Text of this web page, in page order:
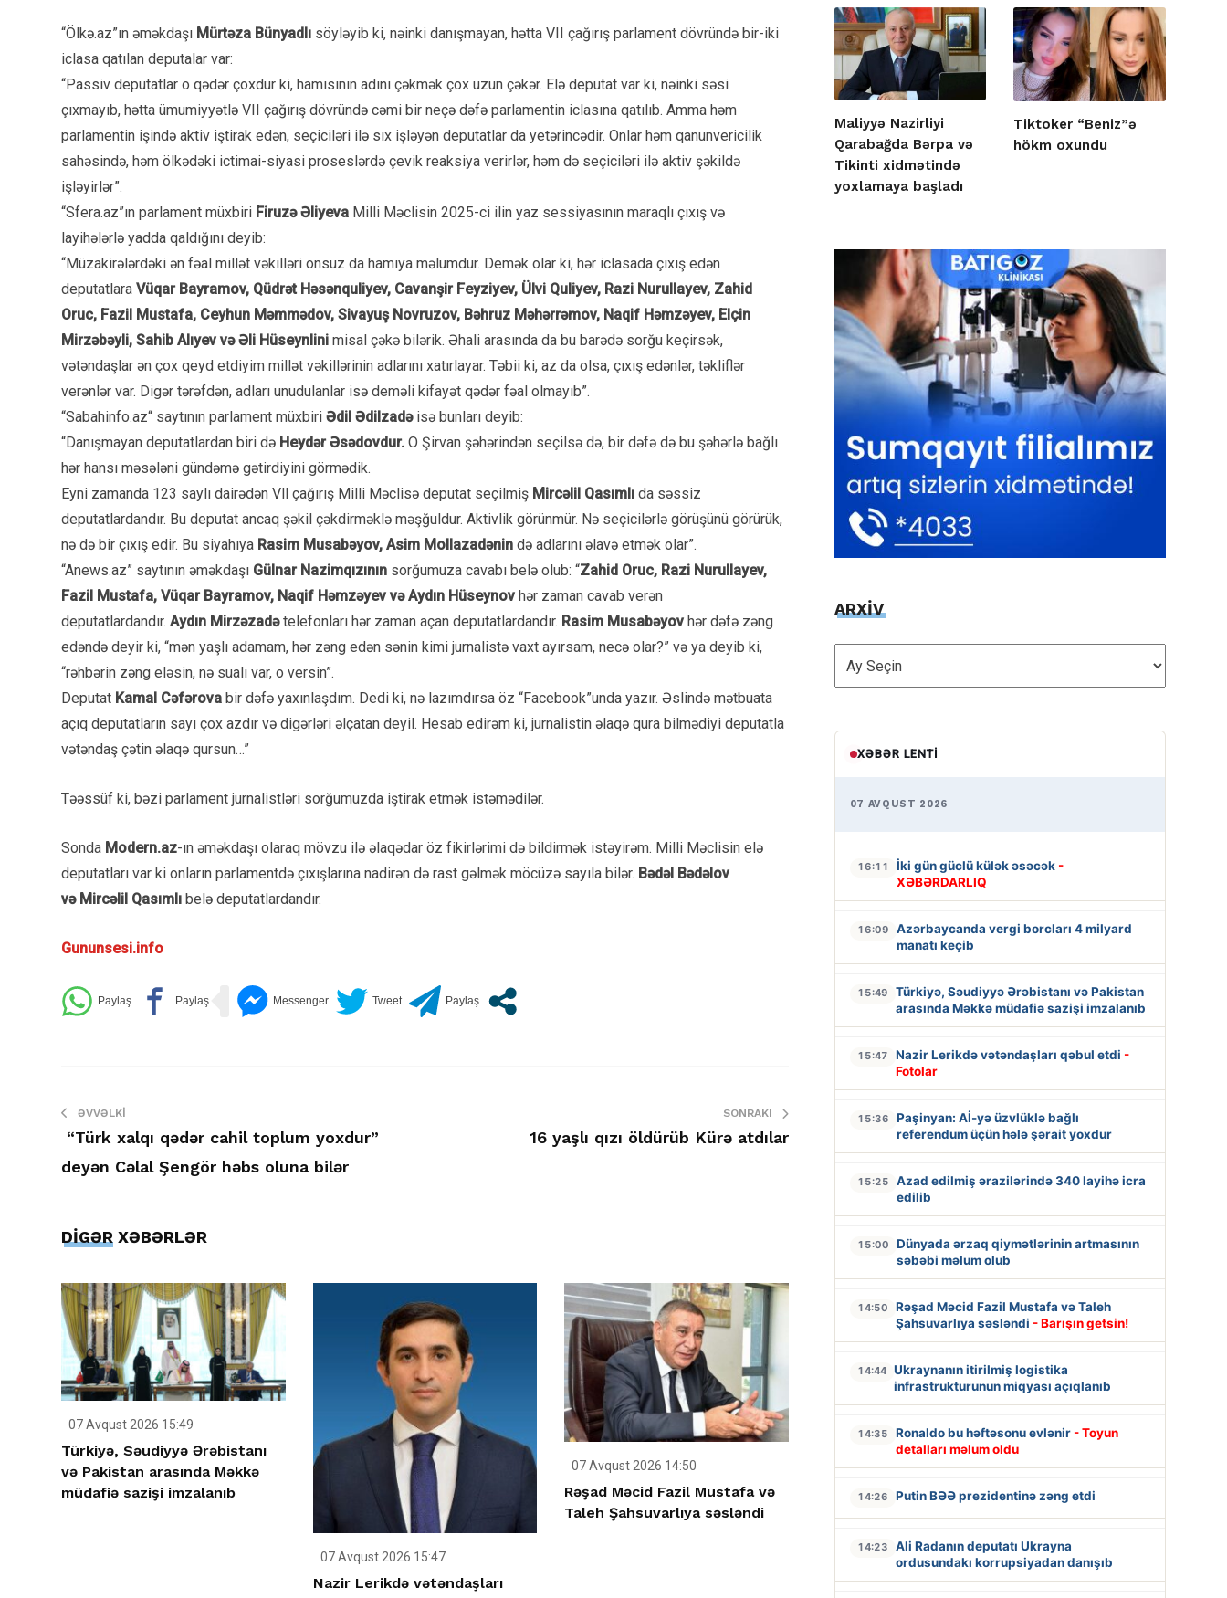
“Ölkə.az”ın əməkdaşı Mürtəza Bünyadlı söyləyib ki, nəinki danışmayan, hətta VII çağırış parlament dövründə bir-iki
iclasa qatılan deputalar var:
“Passiv deputatlar o qədər çoxdur ki, hamısının adını çəkmək çox uzun çəkər. Elə deputat var ki, nəinki səsi
çıxmayıb, hətta ümumiyyətlə VII çağırış dövründə cəmi bir neçə dəfə parlamentin iclasına qatılıb. Amma həm
parlamentin işində aktiv iştirak edən, seçiciləri ilə sıx işləyən deputatlar da yetərincədir. Onlar həm qanunvericilik
sahəsində, həm ölkədəki ictimai-siyasi proseslərdə çevik reaksiya verirlər, həm də seçiciləri ilə aktiv şəkildə
işləyirlər”.
“Sfera.az”ın parlament müxbiri Firuzə Əliyeva Milli Məclisin 2025-ci ilin yaz sessiyasının maraqlı çıxış və
layihələrlə yadda qaldığını deyib:
“Müzakirələrdəki ən fəal millət vəkilləri onsuz da hamıya məlumdur. Demək olar ki, hər iclasada çıxış edən
deputatlara Vüqar Bayramov, Qüdrət Həsənquliyev, Cavanşir Feyziyev, Ülvi Quliyev, Razi Nurullayev, Zahid
Oruc, Fazil Mustafa, Ceyhun Məmmədov, Sivayuş Novruzov, Bəhruz Məhərrəmov, Naqif Həmzəyev, Elçin
Mirzəbəyli, Sahib Alıyev və Əli Hüseynlini misal çəkə bilərik. Əhali arasında da bu barədə sorğu keçirsək,
vətəndaşlar ən çox qeyd etdiyim millət vəkillərinin adlarını xatırlayar. Təbii ki, az da olsa, çıxış edənlər, təkliflər
verənlər var. Digər tərəfdən, adları unudulanlar isə deməli kifayət qədər fəal olmayıb”.
“Sabahinfo.az“ saytının parlament müxbiri Ədil Ədilzadəisə bunları deyib:
“Danışmayan deputatlardan biri də Heydər Əsədovdur. O Şirvan şəhərindən seçilsə də, bir dəfə də bu şəhərlə bağlı
hər hansı məsələni gündəmə gətirdiyini görmədik.
Eyni zamanda 123 saylı dairədən Vll çağırış Milli Məclisə deputat seçilmiş Mircəlil Qasımlı da səssiz
deputatlardandır. Bu deputat ancaq şəkil çəkdirməklə məşğuldur. Aktivlik görünmür. Nə seçicilərlə görüşünü görürük,
nə də bir çıxış edir. Bu siyahıya Rasim Musabəyov, Asim Mollazadənin də adlarını əlavə etmək olar”.
“Anews.az” saytının əməkdaşı Gülnar Nazimqızının sorğumuza cavabı belə olub: “Zahid Oruc, Razi Nurullayev,
Fazil Mustafa, Vüqar Bayramov, Naqif Həmzəyev və Aydın Hüseynov hər zaman cavab verən
deputatlardandır. Aydın Mirzəzadətelefonları hər zaman açan deputatlardandır. Rasim Musabəyov hər dəfə zəng
edəndə deyir ki, “mən yaşlı adamam, hər zəng edən sənin kimi jurnalistə vaxt ayırsam, necə olar?” və ya deyib ki,
“rəhbərin zəng eləsin, nə sualı var, o versin”.
Deputat Kamal Cəfərova bir dəfə yaxınlaşdım. Dedi ki, nə lazımdırsa öz “Facebook”unda yazır. Əslində mətbuata
açıq deputatların sayı çox azdır və digərləri əlçatan deyil. Hesab edirəm ki, jurnalistin əlaqə qura bilmədiyi deputatla
vətəndaş çətin əlaqə qursun…”
Təəssüf ki, bəzi parlament jurnalistləri sorğumuzda iştirak etmək istəmədilər.
Sonda Modern.az-ın əməkdaşı olaraq mövzu ilə əlaqədar öz fikirlərimi də bildirmək istəyirəm. Milli Məclisin elə
deputatları var ki onların parlamentdə çıxışlarına nadirən də rast gəlmək möcüzə sayıla bilər. Bədəl Bədəlov
və Mircəlil Qasımlı belə deputatlardandır.
Gununsesi.info
ƏVVƏLKI
“Türk xalqı qədər cahil toplum yoxdur”
deyən Cəlal Şengör həbs oluna bilər
SONRAKI
16 yaşlı qızı öldürüb Kürə atdılar
DİGƏR XƏBƏRLƏR
07 Avqust 2026 15:49
Türkiyə, Səudiyyə Ərəbistanı
və Pakistan arasında Məkkə
müdafiə sazişi imzalanıb
07 Avqust 2026 15:47
Nazir Lerikdə vətəndaşları
07 Avqust 2026 14:50
Rəşad Məcid Fazil Mustafa və
Taleh Şahsuvarlıya səsləndi
Maliyyə Nazirliyi
Qarabağda Bərpa və
Tikinti xidmətində
yoxlamaya başladı
Tiktoker “Beniz”ə
hökm oxundu
ARXİV
ARXİV
XƏBƏR LENTI
07 AVQUST 2026
16:11 İki gün güclü külək əsəcək -
XƏBƏRDARLIQ
16:09
Azərbaycanda vergi borcları 4 milyard
manatı keçib
15:49
Türkiyə, Səudiyyə Ərəbistanı və Pakistan
arasında Məkkə müdafiə sazişi imzalanıb
15:47 Nazir Lerikdə vətəndaşları qəbul etdi -
Fotolar
15:36
Paşinyan: Aİ-yə üzvlüklə bağlı
referendum üçün hələ şərait yoxdur
15:25
Azad edilmiş ərazilərində 340 layihə icra
edilib
15:00
Dünyada ərzaq qiymətlərinin artmasının
səbəbi məlum olub
14:50
Rəşad Məcid Fazil Mustafa və Taleh
Şahsuvarlıya səsləndi - Barışın getsin!
14:44 Ukraynanın itirilmiş logistika
infrastrukturunun miqyası açıqlanıb
14:35 Ronaldo bu həftəsonu evlənir - Toyun
detalları məlum oldu
14:26 Putin BƏƏ prezidentinə zəng etdi
14:23
Ali Radanın deputatı Ukrayna
ordusundakı korrupsiyadan danışıb